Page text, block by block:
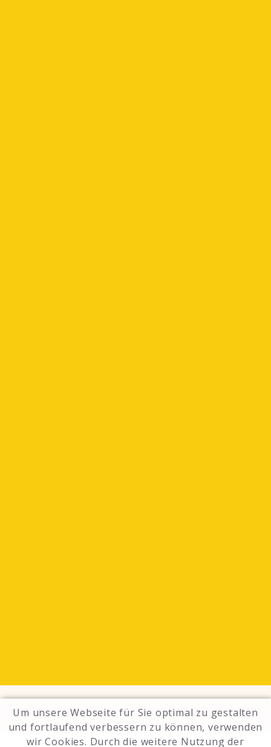
Um unsere Webseite für Sie optimal zu gestalten
und fortlaufend verbessern zu können, verwenden
wir Cookies. Durch die weitere Nutzung der